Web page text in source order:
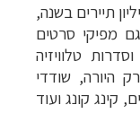
האי מושך אליו בנוסף ל- 1.3 מיליון תיירים בשנה,
האי, גם מפיקי סרטים
יותר מ-50 סרטים וסדרות טלוויזיה
היורה, שודדי
קינג קונג ועוד